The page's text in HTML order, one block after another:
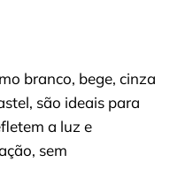
branco, bege, cinza
são ideais para
a luz e
sem